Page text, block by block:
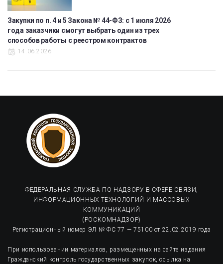
Закупки по п. 4 и 5 Закона № 44-ФЗ: с 1 июля 2026
года заказчики смогут выбрать один из трех
способов работы с реестром контрактов
14.06.2026
ФЕДЕРАЛЬНАЯ СЛУЖБА ПО НАДЗОРУ В СФЕРЕ СВЯЗИ,
ИНФОРМАЦИОННЫХ ТЕХНОЛОГИЙ И МАССОВЫХ
КОММУНИКАЦИЙ
(РОСКОМНАДЗОР)
Регистрационный номер ЭЛ № ФС 77 — 75100 от 22.02.2019 года
При использовании материалов, размещенных на сайте издания
Гражданский контроль государственных закупок, ссылка на